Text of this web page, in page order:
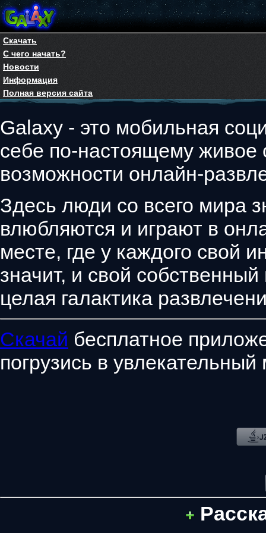
Скачать
С чего начать?
Новости
Информация
Полная версия сайта
Galaxy - это мобильная
себе по-настоящему
возможности онлайн-
Здесь люди со всего мира
влюбляются и играют в
месте, где у каждого свой
значит, и свой
целая галактика
Скачай бесплатное
погрузись в